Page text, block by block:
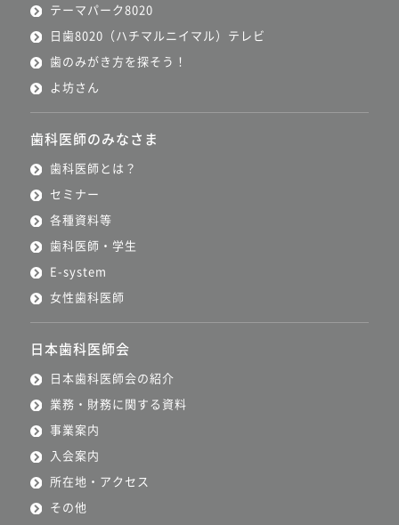
テーマパーク8020
日歯8020（ハチマルニイマル）テレビ
歯のみがき方を探そう！
よ坊さん
歯科医師のみなさま
歯科医師とは？
セミナー
各種資料等
歯科医師・学生
E-system
女性歯科医師
日本歯科医師会
日本歯科医師会の紹介
業務・財務に関する資料
事業案内
入会案内
所在地・アクセス
その他